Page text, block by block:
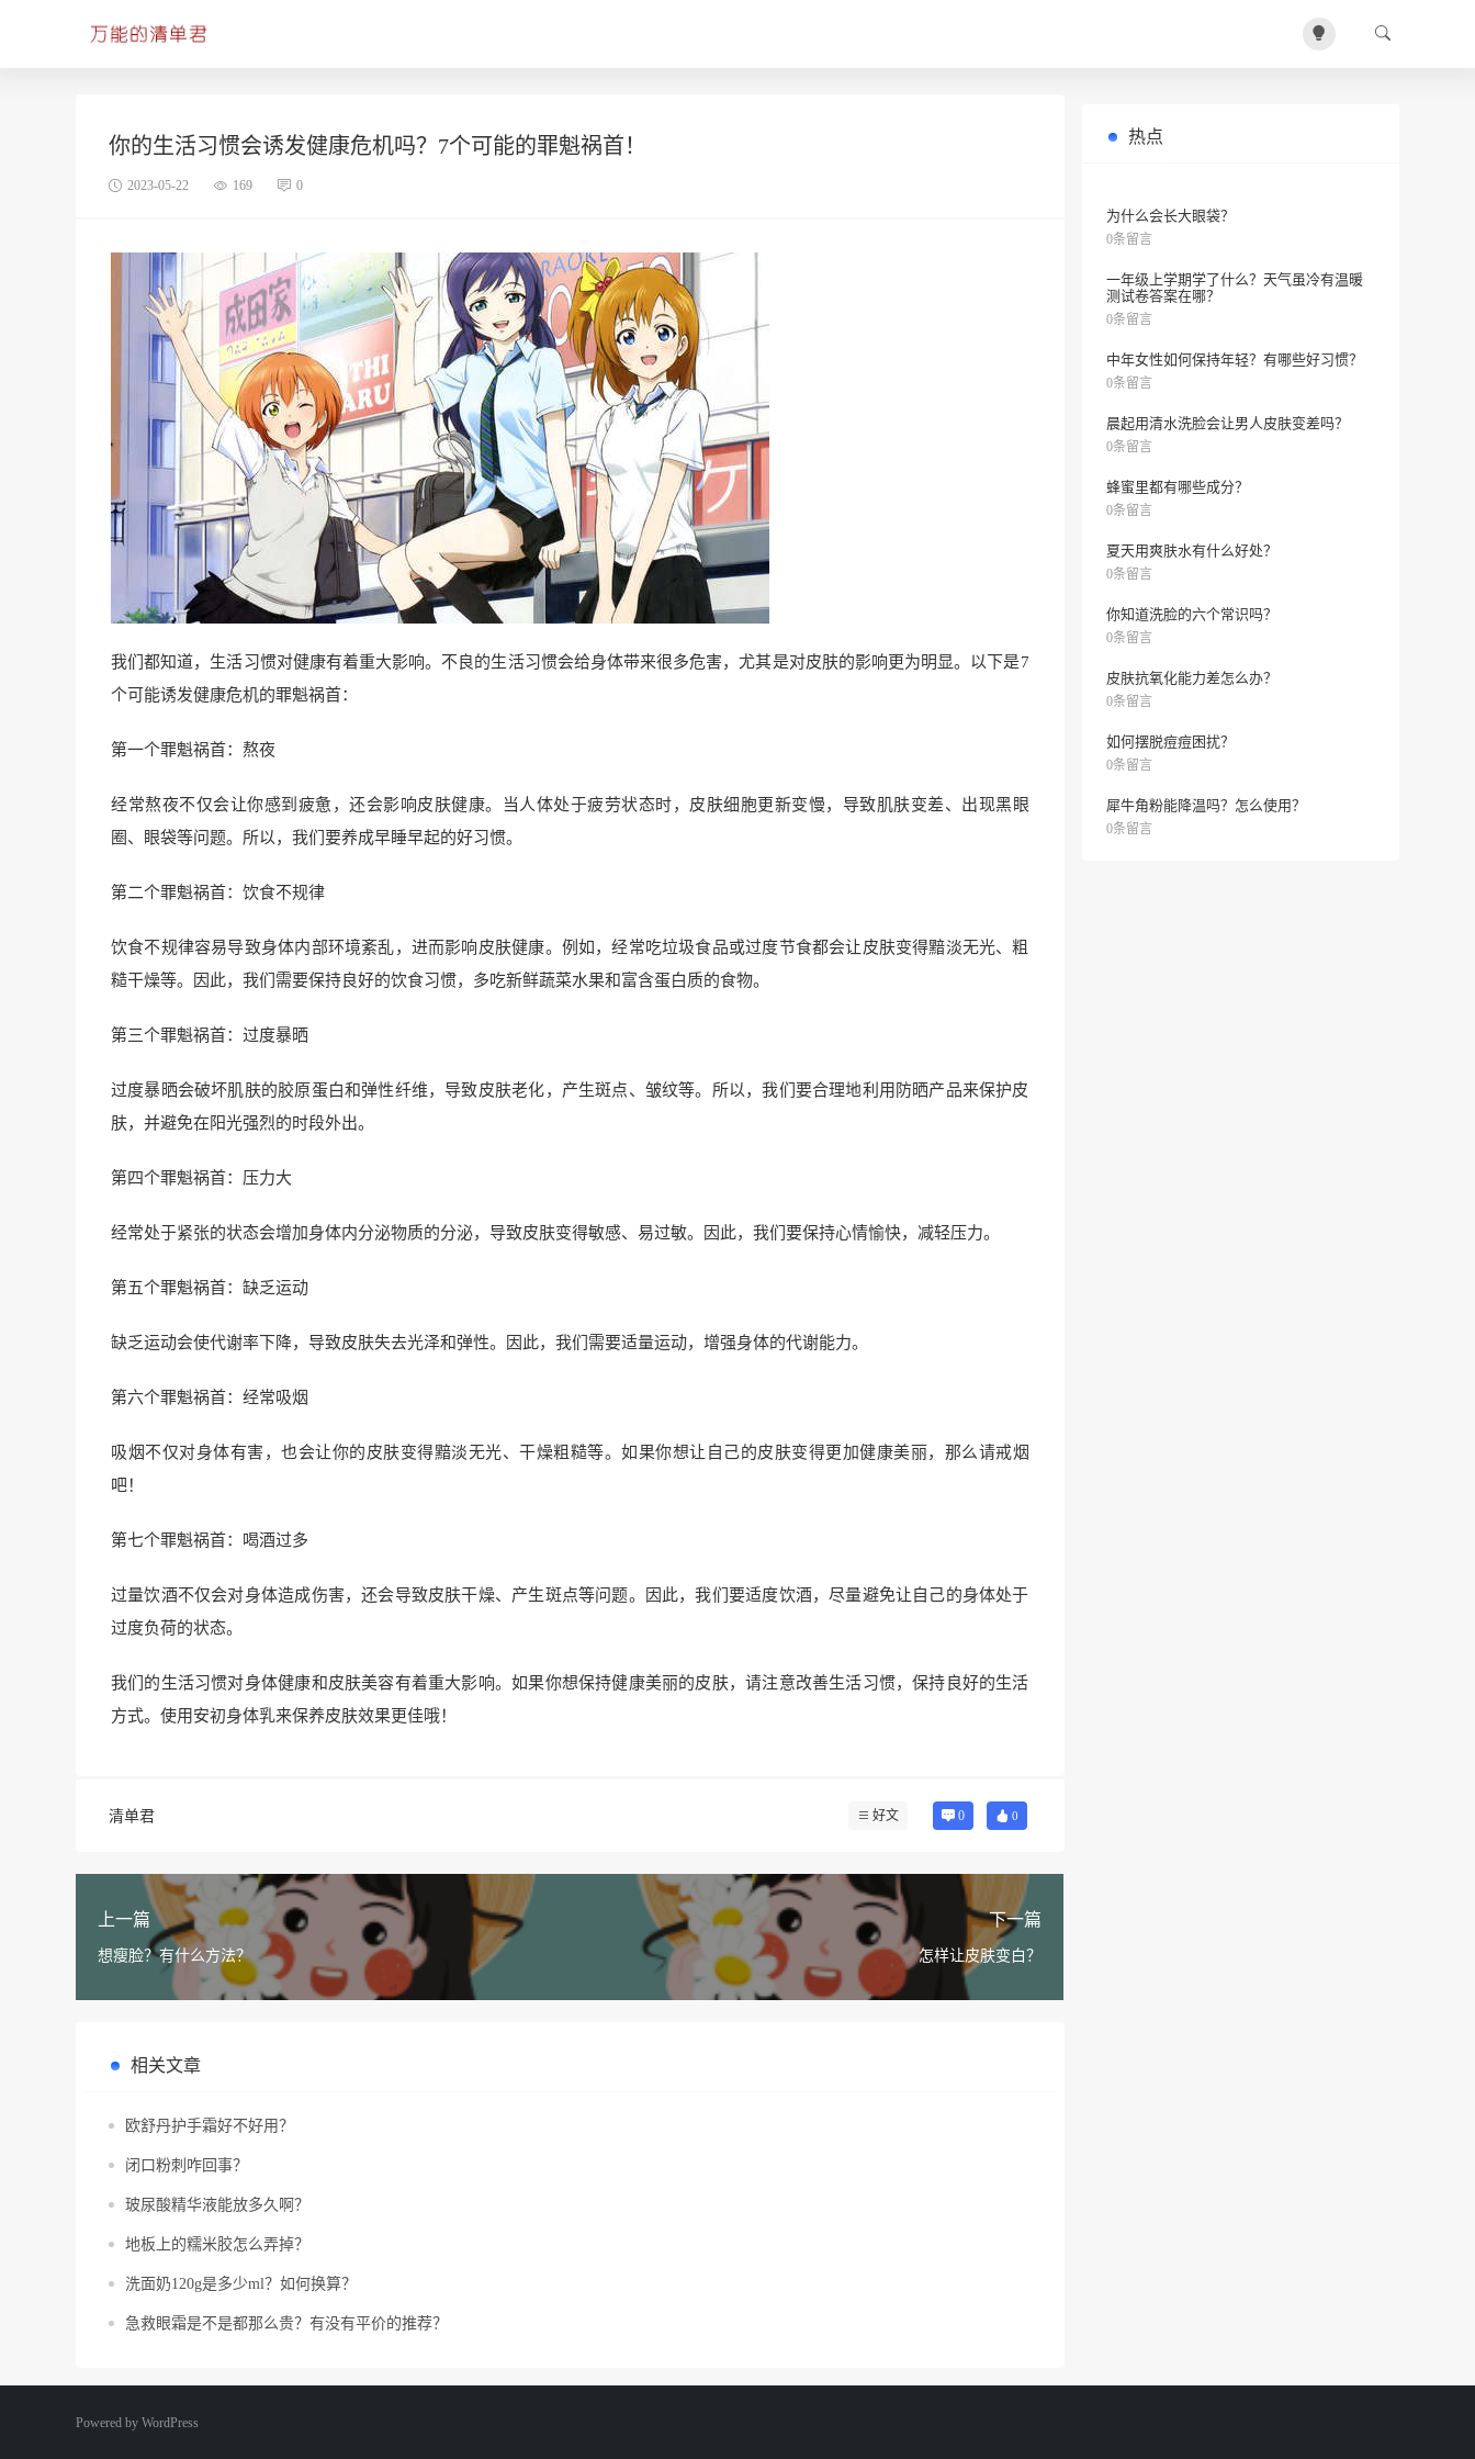
你的生活习惯会诱发健康危机吗？7个可能的罪魁祸首！
2023-05-22 169 0
我们都知道，生活习惯对健康有着重大影响。不良的生活习惯会给身体带来很多危害，尤其是对皮肤的影响更为明显。以下是7
个可能诱发健康危机的罪魁祸首：
第一个罪魁祸首：熬夜
经常熬夜不仅会让你感到疲惫，还会影响皮肤健康。当人体处于疲劳状态时，皮肤细胞更新变慢，导致肌肤变差、出现黑眼
圈、眼袋等问题。所以，我们要养成早睡早起的好习惯。
第二个罪魁祸首：饮食不规律
饮食不规律容易导致身体内部环境紊乱，进而影响皮肤健康。例如，经常吃垃圾食品或过度节食都会让皮肤变得黯淡无光、粗
糙干燥等。因此，我们需要保持良好的饮食习惯，多吃新鲜蔬菜水果和富含蛋白质的食物。
第三个罪魁祸首：过度暴晒
过度暴晒会破坏肌肤的胶原蛋白和弹性纤维，导致皮肤老化，产生斑点、皱纹等。所以，我们要合理地利用防晒产品来保护皮
肤，并避免在阳光强烈的时段外出。
第四个罪魁祸首：压力大
经常处于紧张的状态会增加身体内分泌物质的分泌，导致皮肤变得敏感、易过敏。因此，我们要保持心情愉快，减轻压力。
第五个罪魁祸首：缺乏运动
缺乏运动会使代谢率下降，导致皮肤失去光泽和弹性。因此，我们需要适量运动，增强身体的代谢能力。
第六个罪魁祸首：经常吸烟
吸烟不仅对身体有害，也会让你的皮肤变得黯淡无光、干燥粗糙等。如果你想让自己的皮肤变得更加健康美丽，那么请戒烟
吧！
第七个罪魁祸首：喝酒过多
过量饮酒不仅会对身体造成伤害，还会导致皮肤干燥、产生斑点等问题。因此，我们要适度饮酒，尽量避免让自己的身体处于
过度负荷的状态。
我们的生活习惯对身体健康和皮肤美容有着重大影响。如果你想保持健康美丽的皮肤，请注意改善生活习惯，保持良好的生活
方式。使用安初身体乳来保养皮肤效果更佳哦！
清单君 好文 0 0
上一篇
想瘦脸？有什么方法？
下一篇
怎样让皮肤变白？
相关文章
欧舒丹护手霜好不好用？
闭口粉刺咋回事？
玻尿酸精华液能放多久啊？
地板上的糯米胶怎么弄掉？
洗面奶120g是多少ml？如何换算？
急救眼霜是不是都那么贵？有没有平价的推荐？
热点
为什么会长大眼袋？
0条留言
一年级上学期学了什么？天气虽冷有温暖
测试卷答案在哪？
0条留言
中年女性如何保持年轻？有哪些好习惯？
0条留言
晨起用清水洗脸会让男人皮肤变差吗？
0条留言
蜂蜜里都有哪些成分？
0条留言
夏天用爽肤水有什么好处？
0条留言
你知道洗脸的六个常识吗？
0条留言
皮肤抗氧化能力差怎么办？
0条留言
如何摆脱痘痘困扰？
0条留言
犀牛角粉能降温吗？怎么使用？
0条留言
Powered by WordPress